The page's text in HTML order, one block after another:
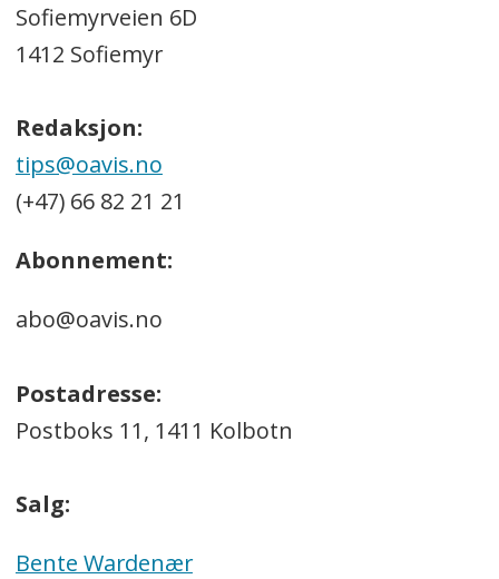
Sofiemyrveien 6D
1412 Sofiemyr
Redaksjon:
tips@oavis.no
(+47) 66 82 21 21
Abonnement:
abo@oavis.no
Postadresse:
Postboks 11, 1411 Kolbotn
Salg:
Bente Wardenær